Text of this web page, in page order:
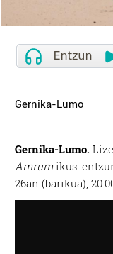
Gernika-Lumo
Gernika-Lumo.
Amrumikus-
26an (barikua),